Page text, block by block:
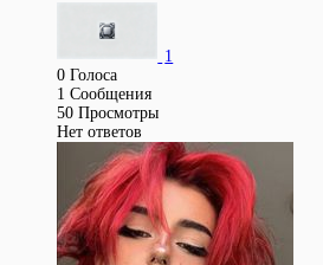
1
0 Голоса
1 Сообщения
50 Просмотры
Нет ответов